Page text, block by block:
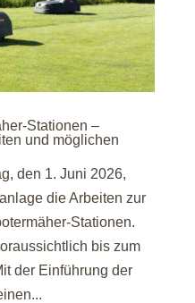
Stationen –
und möglichen
den 1. Juni 2026,
die Arbeiten zur
Stationen.
bis zum
der Einführung der